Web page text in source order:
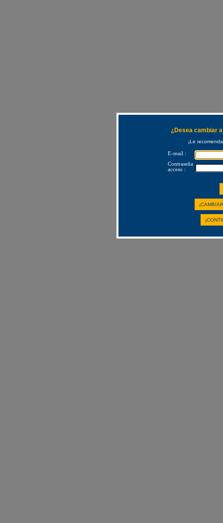
¿Desea cambiar
¡Le
E-mail :
Contraseña
acceso :